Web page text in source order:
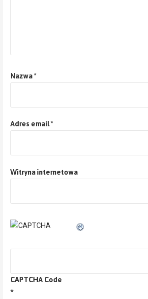
Nazwa*
Adres email*
Witryna internetowa
CAPTCHA Code
*